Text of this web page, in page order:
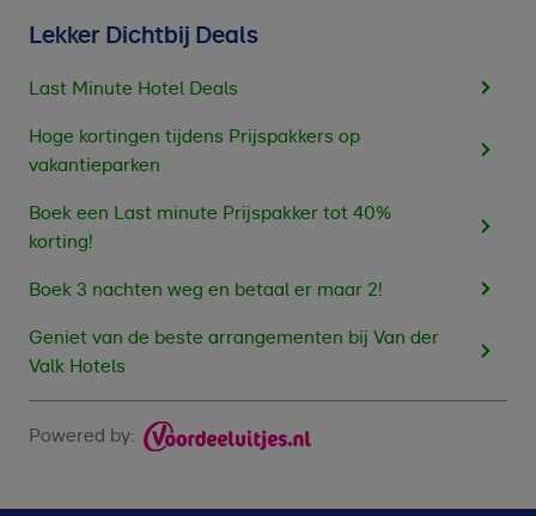
Lekker Dichtbij Deals
Last Minute Hotel Deals
Hoge kortingen tijdens Prijspakkers op
vakantieparken
Boek een Last minute Prijspakker tot 40%
korting!
Boek 3 nachten weg en betaal er maar 2!
Geniet van de beste arrangementen bij Van der
Valk Hotels
Powered by: